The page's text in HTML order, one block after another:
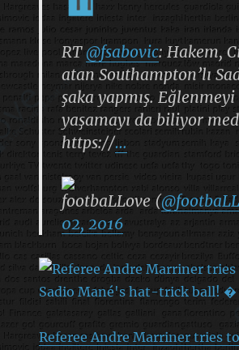
RT @fsabovic: Hakem,
atan Southampton’lı
şaka yapmış. Eğlenmeyi
yaşamayı da biliyor
https://…
footbaLLove (
02, 2016
Referee Andre Marriner tries